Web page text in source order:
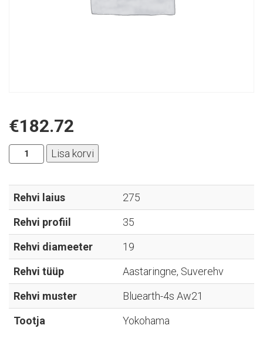
€182.72
Yokohama
-
4s
Aw21
kogus
Lisa korvi
Rehvi laius
275
Rehvi profiil
35
Rehvi diameeter
19
Rehvi tüüp
Aastaringne, Suverehv
Rehvi muster
Bluearth-4s Aw21
Tootja
Yokohama